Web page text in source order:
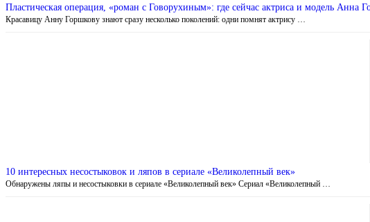
Пластическая операция, «роман с Говорухиным»: где сейчас актриса и модель Анна
Красавицу Анну Горшкову знают сразу несколько поколений: одни помнят актрису …
10 интересных несостыковок и ляпов в сериале «Великолепный век»
Обнаружены ляпы и несостыковки в сериале «Великолепный век» Сериал «Великолепный …